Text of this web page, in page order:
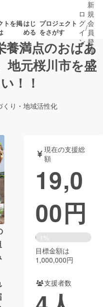
トを掲はじ
める
プロジェクト
をさがす
募集終了が近いプ
ト
書籍・雑誌
チャレンジ
CAMPFIRE Creation
ya コミュニティ
ロ
グ
イ
ン
/
新
規
会
員
登
録
養満点のおばあ
地元桜川市を盛
！！
くり・地域活性化
現在の支援総
額
19,0
00円
1%
目標金額は
1,000,000円
支援者数